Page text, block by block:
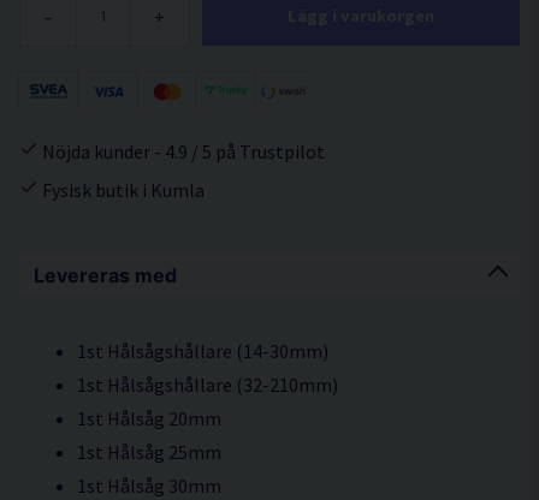
Levereras med
1st Hålsågshållare (14-30mm)
1st Hålsågshållare (32-210mm)
1st Hålsåg 20mm
1st Hålsåg 25mm
1st Hålsåg 30mm
- +
Nöjda kunder - 4.9 / 5 på Trustpilot
Fysisk butik i Kumla